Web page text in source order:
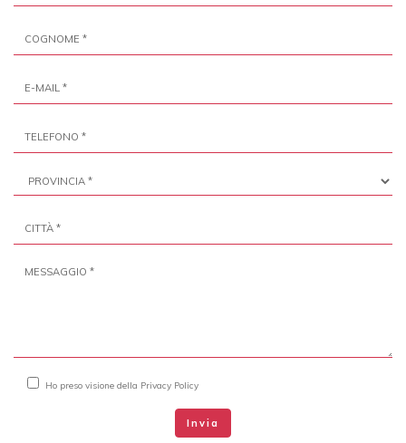
Ho preso visione della Privacy Policy
Invia